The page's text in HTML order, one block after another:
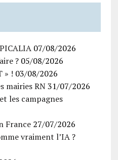
07/08/2026
? 05/08/2026
» ! 03/08/2026
mairies RN 31/07/2026
les campagnes
France 27/07/2026
vraiment l’IA ?